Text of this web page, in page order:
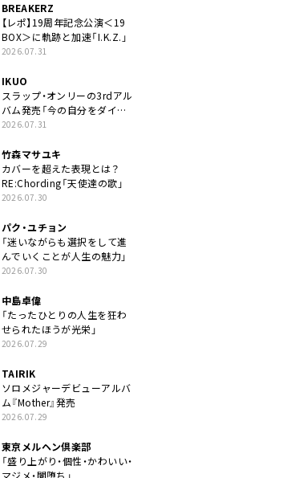
BREAKERZ
【レポ】19周年記念公演＜19
BOX＞に軌跡と加速「I.K.Z.」
2026.07.31
IKUO
スラップ・オンリーの3rdアル
バム発売「今の自分をダイレ
クトに」
2026.07.31
竹森マサユキ
カバーを超えた表現とは？
RE:Chording「天使達の歌」
2026.07.30
パク・ユチョン
「迷いながらも選択をして進
んでいくことが人生の魅力」
2026.07.30
中島卓偉
「たったひとりの人生を狂わ
せられたほうが光栄」
2026.07.29
TAIRIK
ソロメジャーデビューアルバ
ム『Mother』発売
2026.07.29
東京メルヘン倶楽部
「盛り上がり・個性・かわいい・
マジメ・闇堕ち」